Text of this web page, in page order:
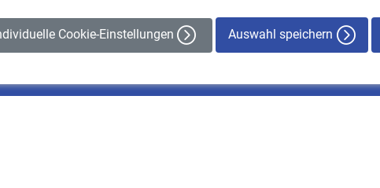
Cookie-Einstellungen Auswahl speichern